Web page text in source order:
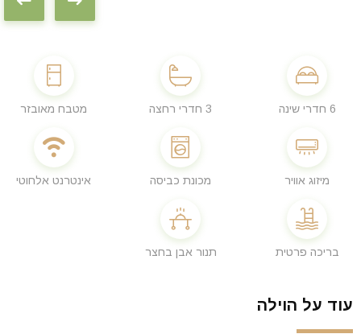
6 חדרי שינה 3 חדרי רחצה מטבח מאובזר
מיזוג אוויר מכונת כביסה אינטרנט אלחוטי
בריכה פרטית תנור אבן בחצר
עוד על הוילה